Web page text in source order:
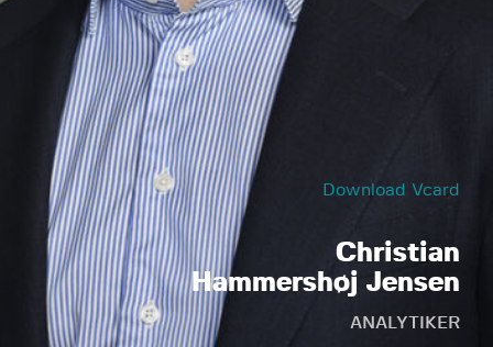
Download Vcard
Christian
Hammershøj Jensen
ANALYTIKER